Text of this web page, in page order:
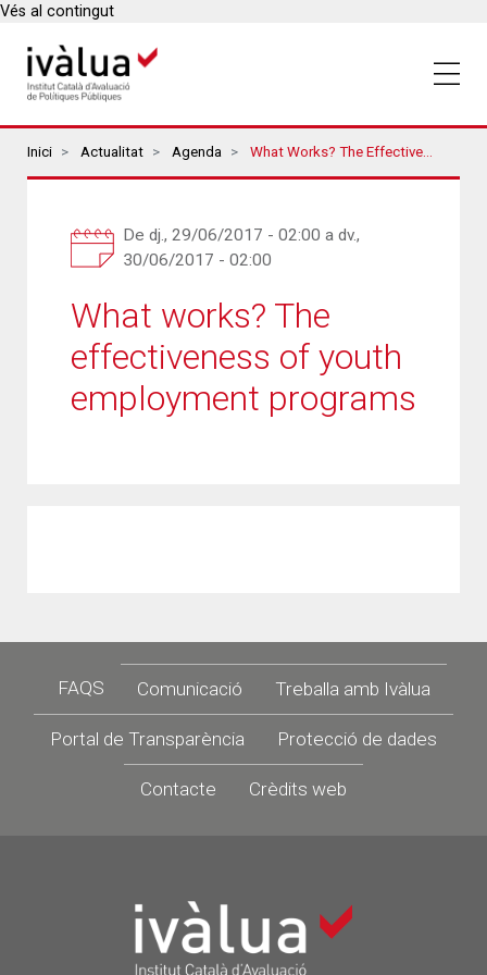
Vés al contingut
Breadcrumbs
Inici Actualitat Agenda What Works? The Effectiveness Of Youth Employment Programs
De dj., 29/06/2017 - 02:00 a dv.,
30/06/2017 - 02:00
What works? The
effectiveness of youth
employment programs
Footer
FAQS Comunicació Treballa amb Ivàlua
Portal de Transparència Protecció de dades
Contacte Crèdits web